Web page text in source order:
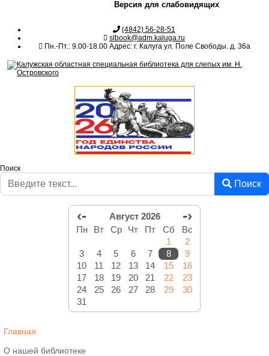
Версия для слабовидящих
(4842) 56-28-51
slbook@adm.kaluga.ru
Пн.-Пт.: 9.00-18.00 Адрес: г. Калуга ул. Поле Свободы. д. 36а
Поиск
Поиск
‹- Август 2026 -›
Пн Вт Ср Чт Пт Сб
Вс
1
2
3
4 5 6 7 8
9
10
11 12 13 14 15
16
17
18 19 20 21 22
23
24
25 26 27 28 29
30
31
Главная
О нашей библиотеке